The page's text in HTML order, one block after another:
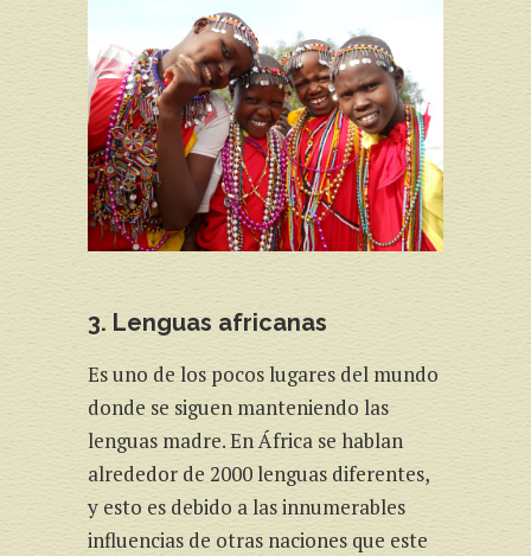
3. Lenguas africanas
Es uno de los pocos lugares del mundo
donde se siguen manteniendo las
lenguas madre. En África se hablan
alrededor de 2000 lenguas diferentes,
y esto es debido a las innumerables
influencias de otras naciones que este